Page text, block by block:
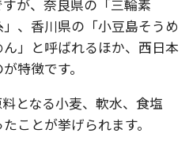
が、奈良県の「三輪素
、香川県の「小豆島そうめ
」と呼ばれるほか、西日本
特徴です。
となる小麦、軟水、食塩
ことが挙げられます。